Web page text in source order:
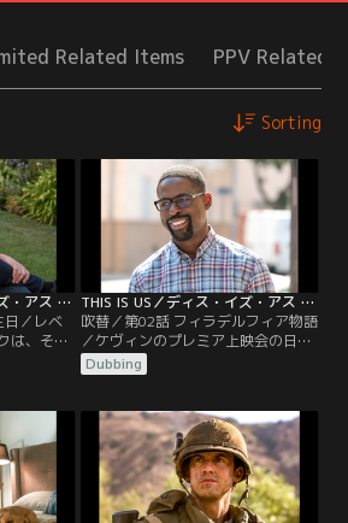
Related Items PPV Related
Sorting
THIS IS US／ディス・イズ・アス シーズン3 第01話／吹替
日／レベ
は、その
にな
ていた
を迎えた
むケイト
、評判の
ンとゾー
うとす
THIS IS US／ディス・イズ・アス シーズン3 第02話／吹替
吹替／第02話 フィラデルフィア物語
／ケヴィンのプレミア上映会の日。
体外受精のことをレベッカに知られ
たくないケイトは、何とか隠そうと
うつ薬の服用をやめたトビーは、そ
の影響が現れてきて…。ランダルは
デジャを娯楽センターに連れて行く
が、設備の不具合が気になり、修繕
のお願いをしに市会議員を訪ねる。
Dubbing